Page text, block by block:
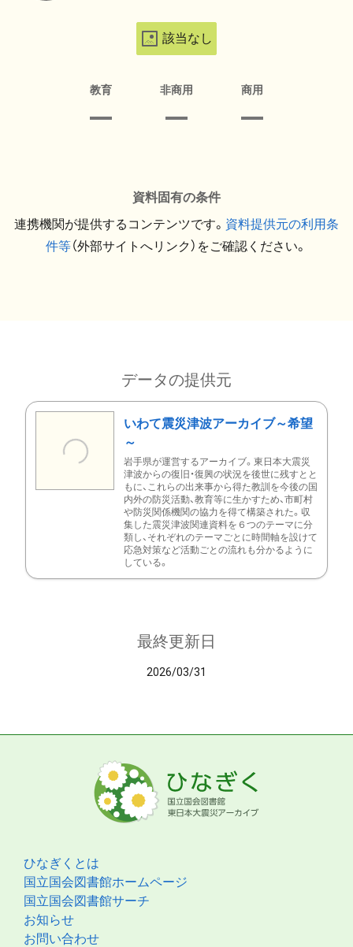
該当なし
教育 非商用 商用
資料固有の条件
連携機関が提供するコンテンツです。 資料提供元の利用条
件等（外部サイトへリンク）をご確認ください。
データの提供元
いわて震災津波アーカイブ～希望
～
岩手県が運営するアーカイブ。東日本大震災
津波からの復旧・復興の状況を後世に残すとと
もに、これらの出来事から得た教訓を今後の国
内外の防災活動、教育等に生かすため、市町村
や防災関係機関の協力を得て構築された。収
集した震災津波関連資料を６つのテーマに分
類し、それぞれのテーマごとに時間軸を設けて
応急対策など活動ごとの流れも分かるように
している。
最終更新日
2026/03/31
ひなぎくとは
国立国会図書館ホームページ
国立国会図書館サーチ
お知らせ
お問い合わせ